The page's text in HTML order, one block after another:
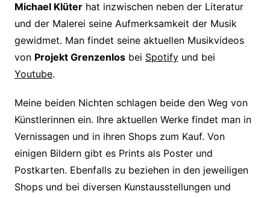
Michael Klüterhat inzwischen neben der Literatur
und der Malerei seine Aufmerksamkeit der Musik
gewidmet. Man findet seine aktuellen Musikvideos
von Projekt Grenzenlosbei Spotifyund bei
Youtube.
Meine beiden Nichten schlagen beide den Weg von
Künstlerinnen ein. Ihre aktuellen Werke findet man in
Vernissagen und in ihren Shops zum Kauf. Von
einigen Bildern gibt es Prints als Poster und
Postkarten. Ebenfalls zu beziehen in den jeweiligen
Shops und bei diversen Kunstausstellungen und